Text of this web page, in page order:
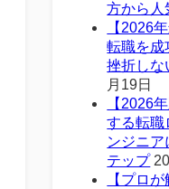
方から人
【2026
転職を成
挫折しな
月19日
【2026
する転職
ンジニ
テップ
【プロ